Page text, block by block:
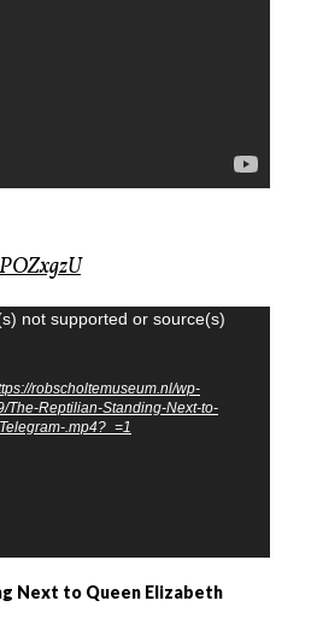
not supported or source(s)
robscholtemuseum.nl/wp-
The-Reptilian-Standing-Next-to-
.mp4?_=1
Next to Queen Elizabeth